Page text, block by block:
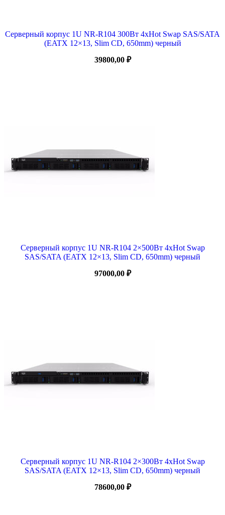
Серверный корпус 1U NR-R104 300Вт 4xHot Swap SAS/SATA
(EATX 12×13, Slim CD, 650mm) черный
39800,00 ₽
Серверный корпус 1U NR-R104 2×500Вт 4xHot Swap
SAS/SATA (EATX 12×13, Slim CD, 650mm) черный
97000,00 ₽
Серверный корпус 1U NR-R104 2×300Вт 4xHot Swap
SAS/SATA (EATX 12×13, Slim CD, 650mm) черный
78600,00 ₽